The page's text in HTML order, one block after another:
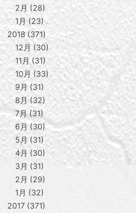
2月
28
1月 23
2018 371
12月 30
11月
31
10月
33
9月
31
8月
32
7月 31
6月
30
5月 31
4月
30
3月
31
2月
29
1月
32
2017 371